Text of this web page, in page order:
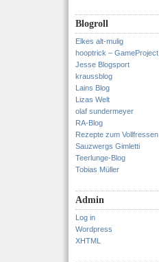
Blogroll
Elkes alt-mulig
hooptrick – GameProject
Jesse Blogsport
kraussblog
Lains Blog
Lizas Welt
olaf sundermeyer
RA-Blog
Rezepte zum Vollfressen
Sauzwergs Gimletti
Teerlunge-Blog
Tobias Müller
Admin
Log in
Wordpress
XHTML